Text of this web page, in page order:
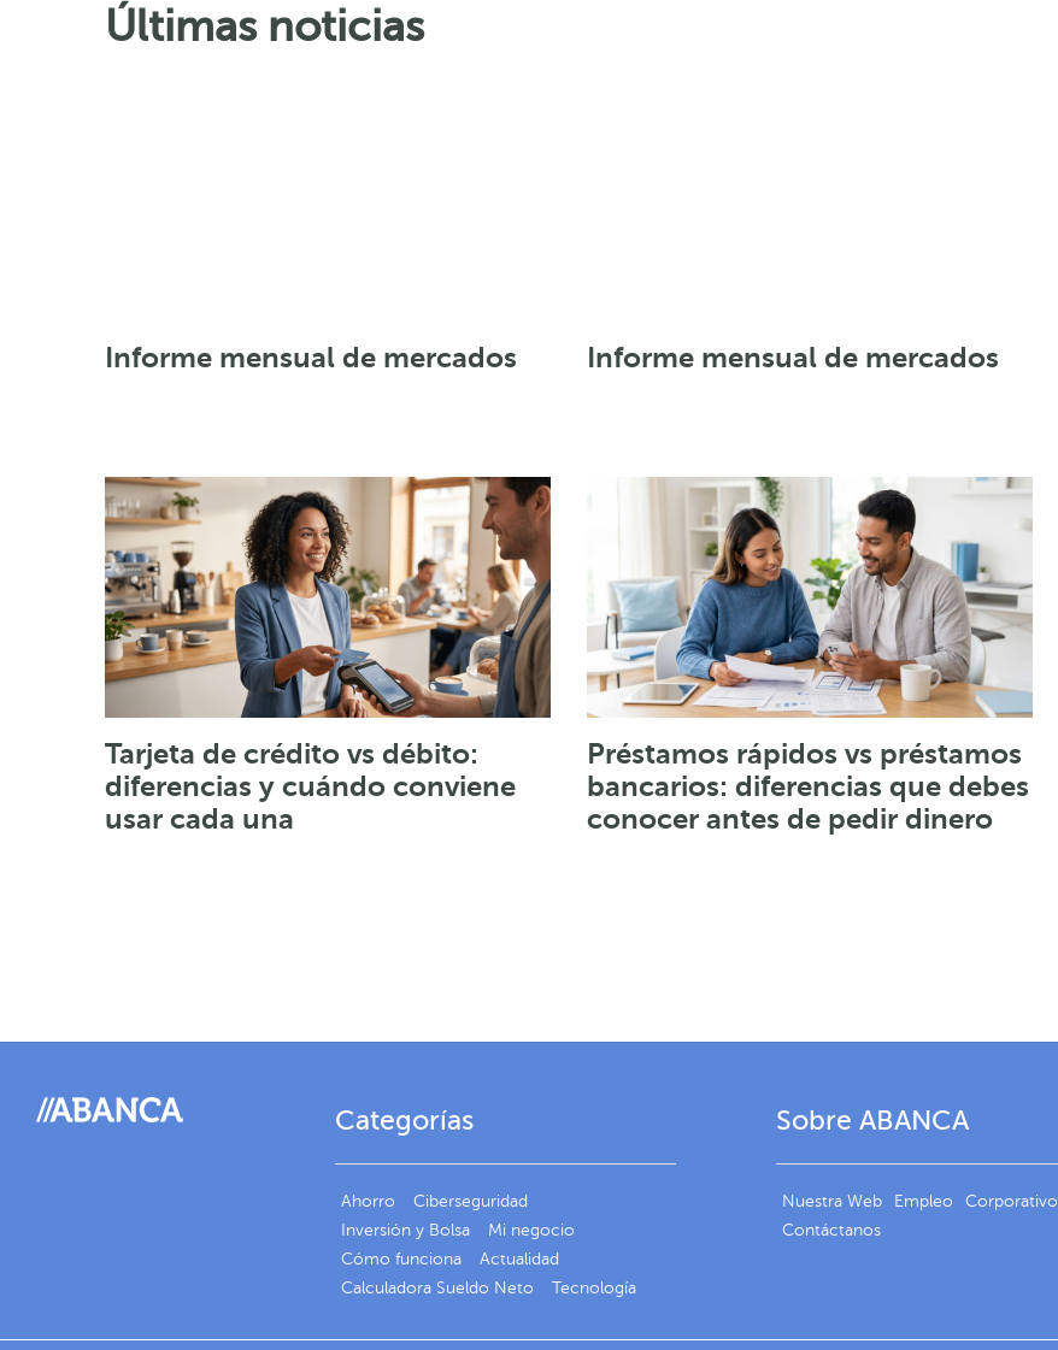
Últimas noticias
Informe mensual de mercados Informe mensual de mercados
Tarjeta de crédito vs débito:
diferencias y cuándo conviene
usar cada una
Préstamos rápidos vs préstamos
bancarios: diferencias que debes
conocer antes de pedir dinero
Categorías
Ahorro
Ciberseguridad
Inversión y Bolsa
Mi negocio
Cómo funciona
Actualidad
Calculadora Sueldo Neto
Tecnología
Sobre ABANCA
Nuestra Web Empleo
Corporativo
Contáctanos